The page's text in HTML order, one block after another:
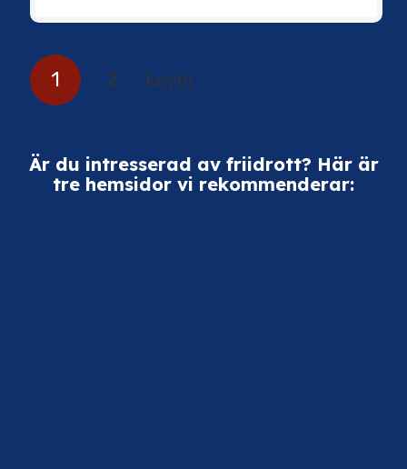
1 2
Är du intresserad av friidrott? Här är
tre hemsidor vi rekommenderar: